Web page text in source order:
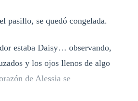
pasillo, se quedó congelada.
estaba Daisy… observando,
y los ojos llenos de algo
de Alessia se